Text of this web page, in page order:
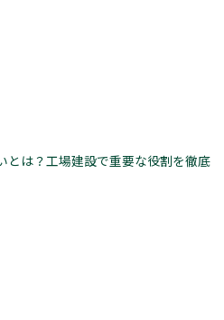
とは？工場建設で重要な役割を徹底